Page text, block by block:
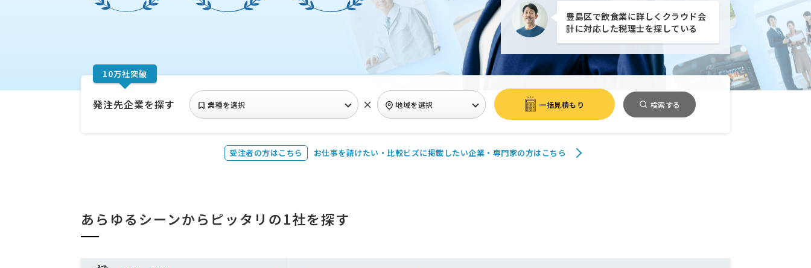
豊島区で飲食業に詳しくクラウド会
計に対応した税理士を探している
補助金を使って美容室の内装工事と
集客の相談をしたい
Google広告の運用とバナー制作を
建設業許可の更新を短納期でお願い
10万社突破
発注先企業を探す 業種を選択 × 地域を選択 一括見積もり 検索する
受注者の方はこちら お仕事を請けたい・比較ビズに掲載したい企業・専門家の方はこちら
あらゆるシーンからピッタリの1社を探す